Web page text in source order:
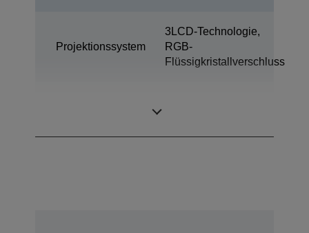
Projektionssystem
3LCD-Technologie,
RGB-
Flüssigkristallverschluss